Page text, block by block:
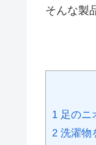
そんな製
1 足のニ
2 洗濯物